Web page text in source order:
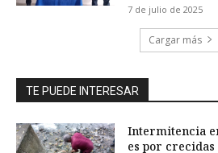
7 de julio de 2025
Cargar más
TE PUEDE INTERESAR
Intermitencia
es por